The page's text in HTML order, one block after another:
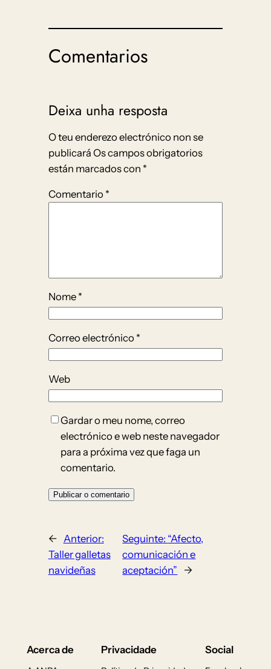
Comentarios
Deixa unha resposta
O teu enderezo electrónico non se
publicará Os campos obrigatorios
están marcados con *
Comentario *
Nome *
Correo electrónico *
Web
Gardar o meu nome, correo
electrónico e web neste navegador
para a próxima vez que faga un
comentario.
← Anterior:
Taller galletas
navideñas
Seguinte: “Afecto,
comunicación e
aceptación”
→
Acerca de Privacidade Social